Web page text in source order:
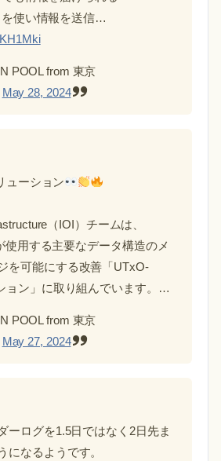
使い情報を送信…
POOL from 東京
May 28, 2024
ューション
（IOI）チームは、
使用する主要なデータ構造のメ
を可能にする改善「UTxO-
ョン」に取り組んでいます。…
POOL from 東京
May 27, 2024
ーログを1.5日ではなく2日先ま
になるようです。